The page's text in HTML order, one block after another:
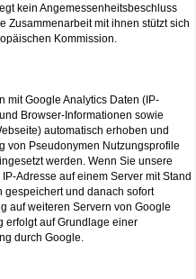
kein Angemessenheitsbeschluss
Zusammenarbeit mit ihnen stützt sich
Kommission.
mit Google Analytics Daten (IP-
Browser-Informationen sowie
automatisch erhoben und
von Pseudonymen Nutzungsprofile
werden. Wenn Sie unsere
Adresse auf einem Server mit Stand
gespeichert und danach sofort
auf weiteren Servern von Google
erfolgt auf Grundlage einer
durch Google.